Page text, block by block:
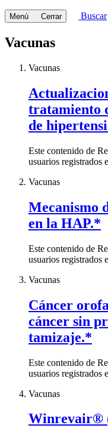
Menú Cerrar Buscar
Vacunas
Vacunas
tratamiento
de
Este contenido de
usuarios registrados
Vacunas
Mecanismo
en la HAP.*
Este contenido de
usuarios registrados
Vacunas
Cáncer
cáncer sin
tamizaje.*
Este contenido de
usuarios registrados
Vacunas
Winrevair®